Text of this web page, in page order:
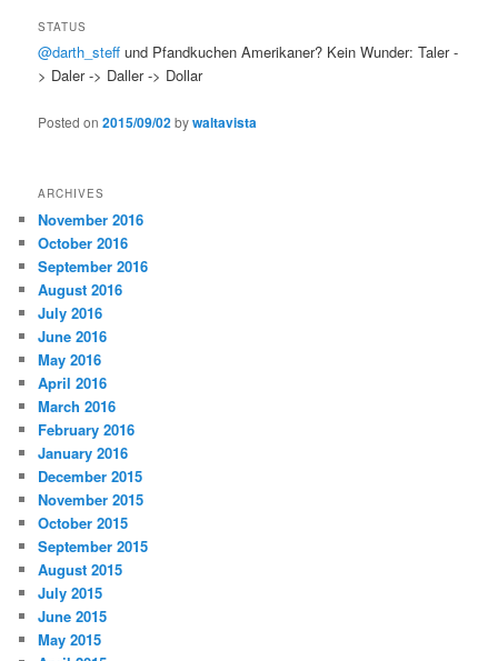
STATUS
@darth_steff und Pfandkuchen Amerikaner? Kein Wunder: Taler -
> Daler -> Daller -> Dollar
Posted on2015/09/02bywaltavista
ARCHIVES
November 2016
October 2016
September 2016
August 2016
July 2016
June 2016
May 2016
April 2016
March 2016
February 2016
January 2016
December 2015
November 2015
October 2015
September 2015
August 2015
July 2015
June 2015
May 2015